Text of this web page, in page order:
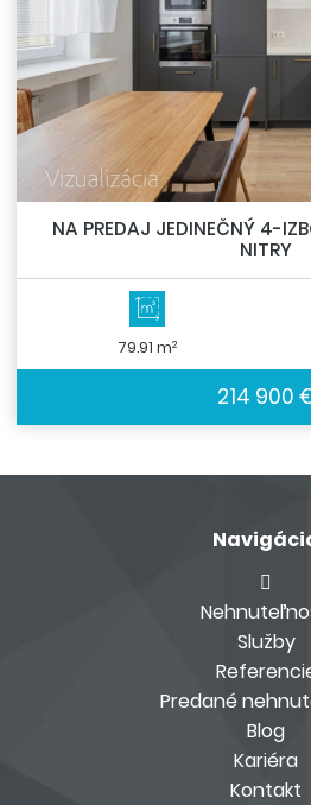
NA PREDAJ JEDINEČNÝ 4-
NITRY
79.91 m2
214 900
Služby
Predané
Blog
Kariéra
Kontakt